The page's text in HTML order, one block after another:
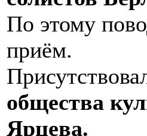
По этому
приём.
общества
Ярцева.